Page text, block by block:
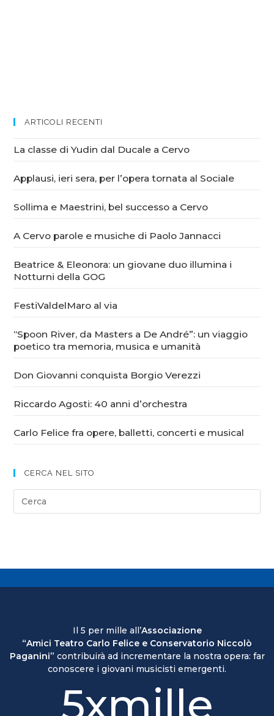
ARTICOLI RECENTI
La classe di Yudin dal Ducale a Cervo
Applausi, ieri sera, per l’opera tornata al Sociale
Sollima e Maestrini, bel successo a Cervo
A Cervo parole e musiche di Paolo Jannacci
Beatrice & Eleonora: un giovane duo illumina i
Notturni della GOG
FestiValdelMaro al via
“Spoon River, da Masters a De André”: un viaggio
poetico tra memoria, musica e umanità
Don Giovanni conquista Borgio Verezzi
Riccardo Agosti: 40 anni d’orchestra
Carlo Felice fra opere, balletti, concerti e musical
CERCA NEL SITO
Il 5 per mille all’Associazione
“Amici Teatro Carlo Felice e Conservatorio Niccolò
Paganini” contribuirà ad incrementare la nostra opera: far
conoscere i giovani musicisti emergenti.
5xmille